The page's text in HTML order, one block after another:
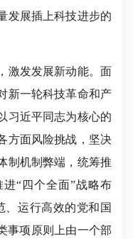
发展插上科技进步的
激发发展新动能。面
新一轮科技革命和产
习近平同志为核心的
方面风险挑战，坚决
制机制弊端，统筹推
“四个全面”战略布
、运行高效的党和国
事项原则上由一个部